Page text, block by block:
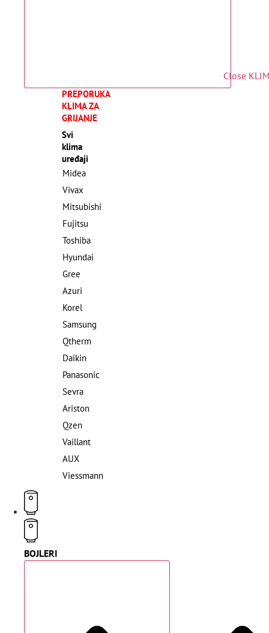
Close
PREPORUKA
KLIMA ZA
GRIJANJE
Svi
klima
uređaji
Midea
Vivax
Mitsubishi
Fujitsu
Toshiba
Hyundai
Gree
Azuri
Korel
Samsung
Qtherm
Daikin
Panasonic
Sevra
Ariston
Qzen
Vaillant
AUX
Viessmann
BOJLERI